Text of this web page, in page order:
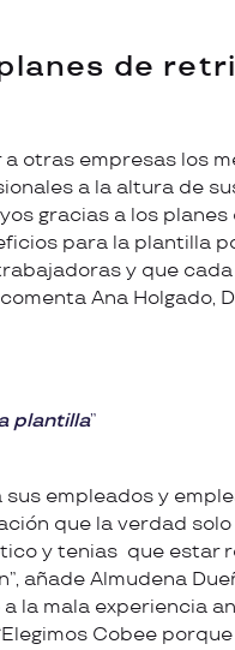
de
otras empresas los
a la altura de
gracias a los
para la plantilla
y que cada
Ana Holgado,
plantilla
empleados y
que la verdad
y tenias que estar
añade Almudena
la mala experiencia
Cobee